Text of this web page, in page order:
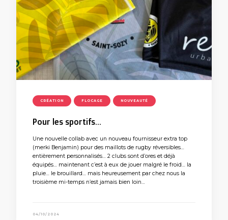
CRÉATION FLOCAGE NOUVEAUTÉ
Pour les sportifs…
Une nouvelle collab avec un nouveau fournisseur extra top
(merki Benjamin) pour des maillots de rugby réversibles…
entièrement personnalisés… 2 clubs sont d’ores et déjà
équipés… maintenant c’est à eux de jouer malgré le froid… la
pluie… le brouillard… mais heureusement par chez nous la
troisième mi-temps n’est jamais bien loin…
04/10/2024